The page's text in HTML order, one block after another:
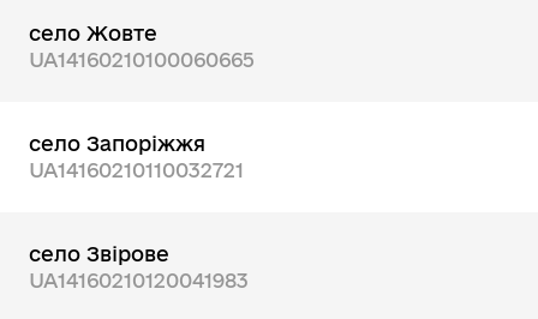
село Жовте
UA14160210100060665
село Запоріжжя
UA14160210110032721
село Звірове
UA14160210120041983